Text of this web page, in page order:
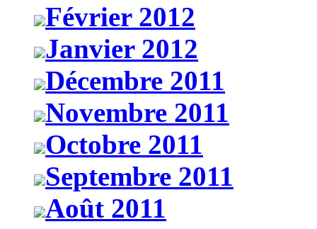
Février 2012
Janvier 2012
Décembre 2011
Novembre 2011
Octobre 2011
Septembre 2011
Août 2011